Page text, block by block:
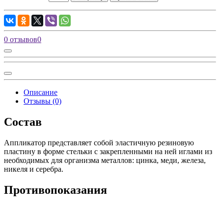
0 отзывов0
Описание
Отзывы (0)
Состав
Аппликатор представляет собой эластичную резиновую
пластину в форме стельки c закрепленными на ней иглами из
необходимых для организма металлов: цинка, меди, железа,
никеля и серебра.
Противопоказания